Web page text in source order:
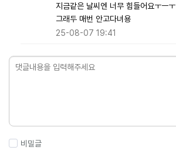
지금같은 날씨엔 너무 힘들어요ㅜㅡㅜ
그래두 매번 안고다녀용
25-08-07 19:41
비밀글